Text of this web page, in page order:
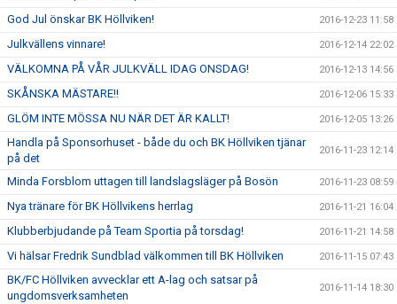
God Jul önskar BK Höllviken! 2016-12-23 11:58
Julkvällens vinnare! 2016-12-14 22:02
VÄLKOMNA PÅ VÅR JULKVÄLL IDAG ONSDAG! 2016-12-13 14:56
SKÅNSKA MÄSTARE!! 2016-12-06 15:33
GLÖM INTE MÖSSA NU NÄR DET ÄR KALLT! 2016-12-05 13:26
Handla på Sponsorhuset - både du och BK Höllviken tjänar
på det
2016-11-23 12:14
Minda Forsblom uttagen till landslagsläger på Bosön 2016-11-23 08:59
Nya tränare för BK Höllvikens herrlag 2016-11-21 16:04
Klubberbjudande på Team Sportia på torsdag! 2016-11-21 14:58
Vi hälsar Fredrik Sundblad välkommen till BK Höllviken 2016-11-15 07:43
BK/FC Höllviken avvecklar ett A-lag och satsar på
ungdomsverksamheten
2016-11-14 18:30